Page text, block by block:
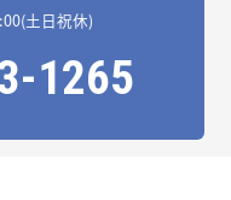
土日祝休)
1265